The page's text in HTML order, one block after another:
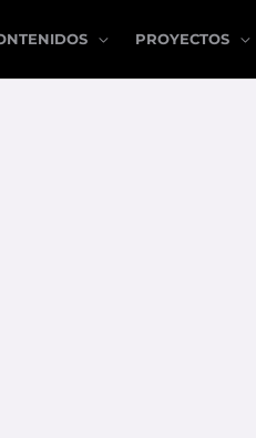
PROYECTOS